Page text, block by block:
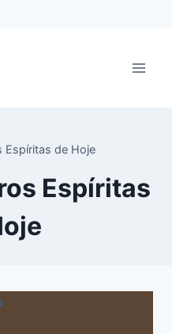
Espíritas de Hoje
Espíritas